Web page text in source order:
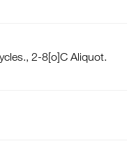
2-8[o]C Aliquot.